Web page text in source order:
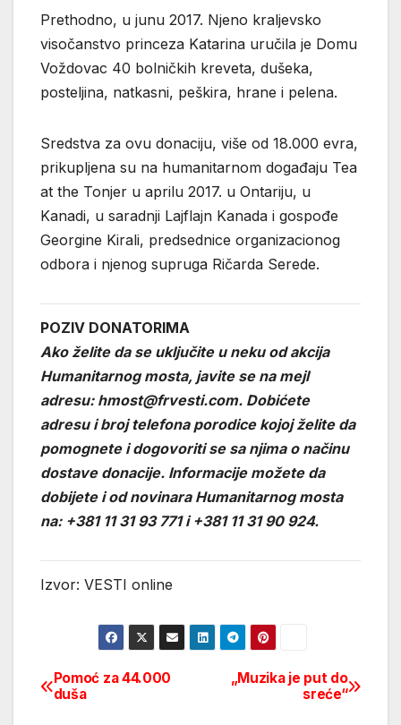
Prethodno, u junu 2017. Njeno kraljevsko
visočanstvo princeza Katarina uručila je Domu
Voždovac 40 bolničkih kreveta, dušeka,
posteljina, natkasni, peškira, hrane i pelena.
Sredstva za ovu donaciju, više od 18.000 evra,
prikupljena su na humanitarnom događaju Tea
at the Tonjer u aprilu 2017. u Ontariju, u
Kanadi, u saradnji Lajflajn Kanada i gospođe
Georgine Kirali, predsednice organizacionog
odbora i njenog supruga Ričarda Serede.
POZIV DONATORIMA
Ako želite da se uključite u neku od akcija
Humanitarnog mosta, javite se na mejl
adresu: hmost@frvesti.com. Dobićete
adresu i broj telefona porodice kojoj želite da
pomognete i dogovoriti se sa njima o načinu
dostave donacije. Informacije možete da
dobijete i od novinara Humanitarnog mosta
na: +381 11 31 93 771 i +381 11 31 90 924.
Izvor: VESTI online
Post
„Muzika je put do
sreće“
Pomoć za 44.000
duša